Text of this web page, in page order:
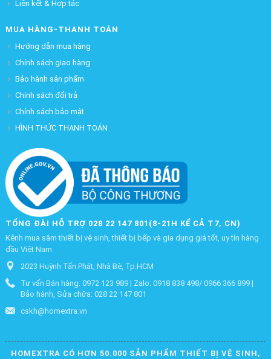
Liên kết & Hợp tác
MUA HÀNG-THANH TOÁN
Hướng dẫn mua hàng
Chính sách giao hàng
Bảo hành sản phẩm
Chính sách đổi trả
Chính sách bảo mật
HÌNH THỨC THANH TOÁN
TỔNG ĐÀI HỖ TRỢ 028 22 147 801(8-21H KỂ CẢ T7, CN)
Kênh mua sắm thiết bị vệ sinh, thiết bị bếp và gia dụng giá tốt, uy tín hàng
đầu Việt Nam
2023 Huỳnh Tấn Phát, Nhà Bè, Tp.HCM
Tư vấn Bán hàng: 0972 123 989 | Zalo: 0918 838 498/ 0966 366 899 |
Bảo hành, Sửa chữa: 028 22 147 801
cskh@homextra.vn
HOMEXTRA CÓ HƠN 50.000 SẢN PHẨM THIẾT BỊ VỆ SINH,